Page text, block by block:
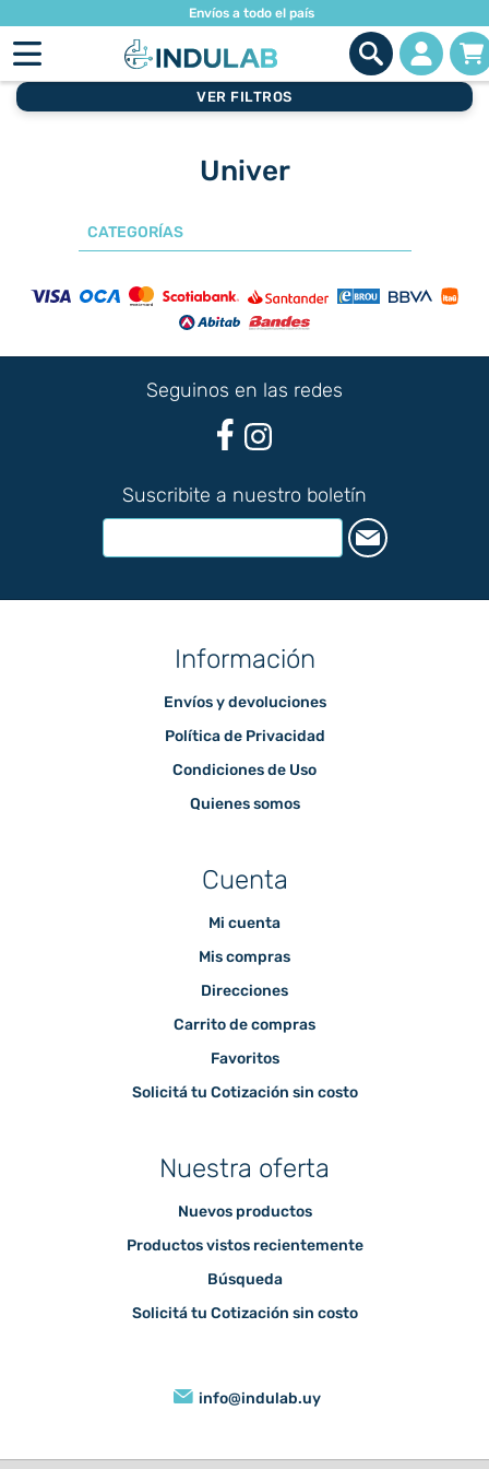
Envíos a todo el país
VER FILTROS
Univer
CATEGORÍAS
Seguinos en las redes
Suscribite a nuestro boletín
Información
Envíos y devoluciones
Política de Privacidad
Condiciones de Uso
Quienes somos
Cuenta
Mi cuenta
Mis compras
Direcciones
Carrito de compras
Favoritos
Solicitá tu Cotización sin costo
Nuestra oferta
Nuevos productos
Productos vistos recientemente
Búsqueda
Solicitá tu Cotización sin costo
info@indulab.uy